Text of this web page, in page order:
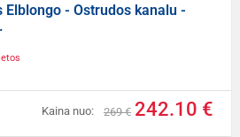
- Ostrudos kanalu -
Kaina nuo: 269 € 242.10 €